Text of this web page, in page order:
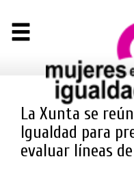
La Xunta se
Igualdad para
evaluar líneas